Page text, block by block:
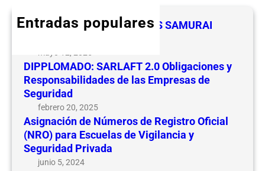
h
Entradas populares
FELICIDADES A LOS LIDERES SAMURAI
DIPPLOMADO: SARLAFT 2.0 Obligaciones y
Responsabilidades de las Empresas de
Seguridad
febrero 20, 2025
Asignación de Números de Registro Oficial
(NRO) para Escuelas de Vigilancia y
Seguridad Privada
junio 5, 2024